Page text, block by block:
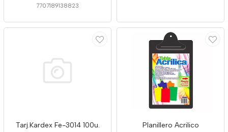
7707189138823
Tarj.Kardex Fe-3014 100u. Planillero Acrilico